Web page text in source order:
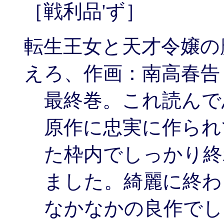
［戦利品'ず］
転生王女と天才令嬢
えろ、作画：南高春告
最終巻。これ読ん
原作に忠実に作ら
た枠内でしっかり
ました。綺麗に終
なかなかの良作で